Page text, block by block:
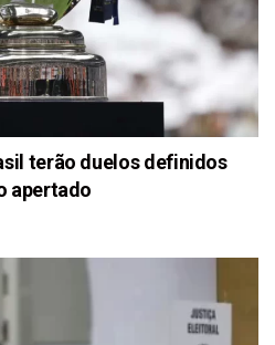
terão duelos definidos
apertado